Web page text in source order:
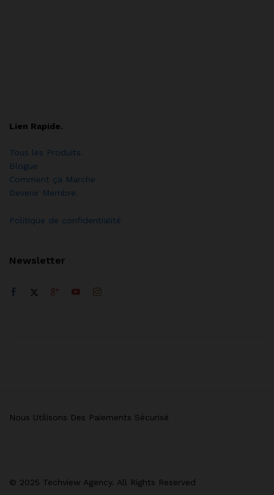
Lien Rapide.
Tous les Produits
Blogue
Comment ça Marche
Devenir Membre
Politique de confidentialité
Newsletter
© 2025 Techview Agency. All Rights Reserved
Nous Utilisons Des Paiements Sécurisé